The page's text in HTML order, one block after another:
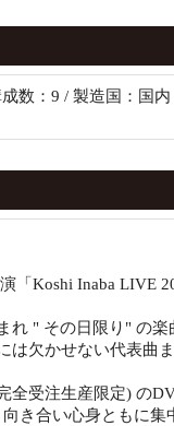
数：9 / 製造国：国
「Koshi Inaba LIVE
れ " その日限り" の
欠かせない代表曲
受注生産限定) の
き合い心身ともに